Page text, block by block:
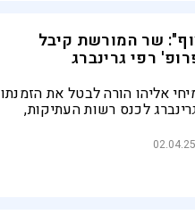
שר המורשת קיבל
רפי גרינברג
אליהו הורה לבטל את הזמנתו
לכנס רשות העתיקות,
נשק פוליטי" ו"אמצעי
מנכ"ל ארגון "עד כאן", שיזם
02.04.25